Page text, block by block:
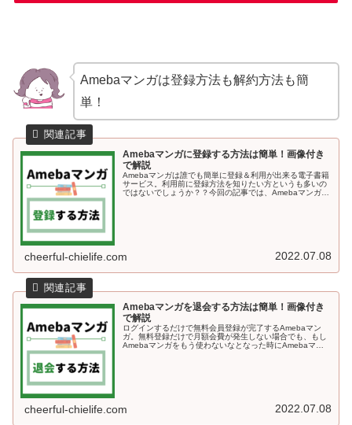
Amebaマンガは登録方法も解約方法も簡
単！
Amebaマンガに登録する方法は簡単！画像付き
で解説
Amebaマンガは誰でも簡単に登録＆利用が出来る電子書籍
サービス。利用前に登録方法を知りたい方というも多いの
ではないでしょうか？？今回の記事では、Amebaマンガに
cheerful-chielife.com 2022.07.08
Amebaマンガを退会する方法は簡単！画像付き
で解説
ログインするだけで無料会員登録が完了するAmebaマン
ガ。無料登録だけで月額会費が発生しない場合でも、もし
Amebaマンガをもう使わないなとなった時にAmebaマン
cheerful-chielife.com 2022.07.08